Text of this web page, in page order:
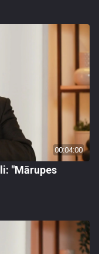
00:04:00
"Mārupes